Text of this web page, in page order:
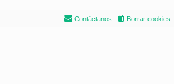
Borrar cookies
Contáctanos